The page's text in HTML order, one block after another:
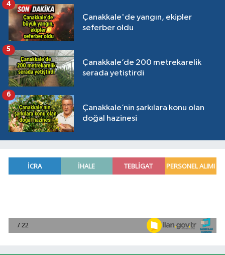
Çanakkale'de yangın, ekipler
seferber oldu
4
Çanakkale’de 200 metrekarelik
serada yetiştirdi
5
Çanakkale’nin şarkılara konu olan
doğal hazinesi
6